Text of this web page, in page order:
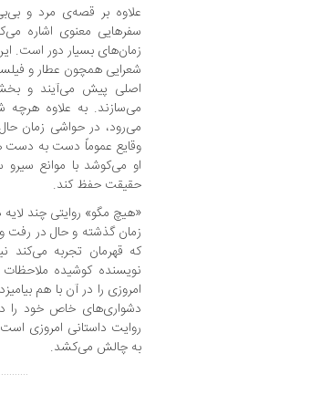
علاوه بر قصه‌ی مرد و
سفرهایی معنوی اشاره
زمان‌های بسیار دور است.
شعرایی همچون عطار و
اصلی پیش می‌آیند و
می‌سازند. به علاوه
می‌رود، در حواشی زمان
وقایع عموماً دست به دست
او می‌کوشد با موانع
حقیقت حفظ کند.
«هیچ مگو» روایتی چند
زمان گذشته و حال در رفت
که قهرمان تجربه می‌کند
نویسنده کوشیده ملاحظات
امروزی را در آن با هم
دشواری‌های خاص خود را
روایت داستانی امروزی
به چالش می‌کشد.